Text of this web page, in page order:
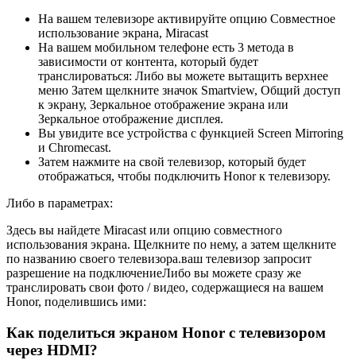
На вашем телевизоре активируйте опцию Совместное
использование экрана, Miracast
На вашем мобильном телефоне есть 3 метода в
зависимости от контента, который будет
транслироваться: Либо вы можете вытащить верхнее
меню Затем щелкните значок Smartview, Общий доступ
к экрану, Зеркальное отображение экрана или
Зеркальное отображение дисплея.
Вы увидите все устройства с функцией Screen Mirroring
и Chromecast.
Затем нажмите на свой телевизор, который будет
отображаться, чтобы подключить Honor к телевизору.
Либо в параметрах:
Здесь вы найдете Miracast или опцию совместного
использования экрана. Щелкните по нему, а затем щелкните
по названию своего телевизора.ваш телевизор запросит
разрешение на подключениеЛибо вы можете сразу же
транслировать свои фото / видео, содержащиеся на вашем
Honor, поделившись ими:
Как поделиться экраном Honor с телевизором
через HDMI?